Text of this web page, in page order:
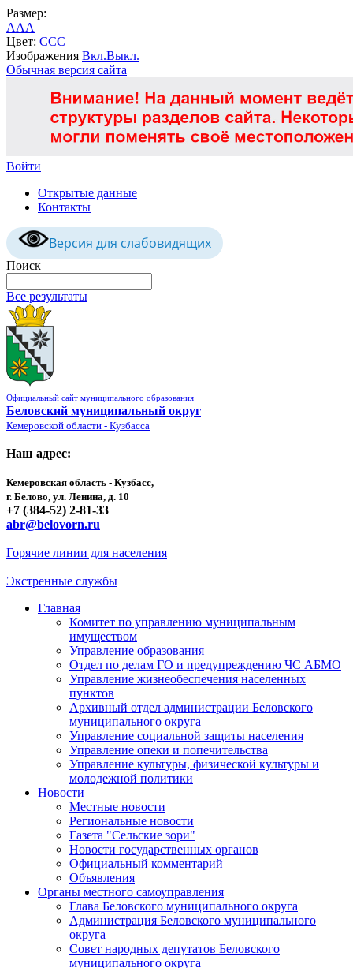
Размер:
AAA
Цвет: CCC
Изображения Вкл.Выкл.
Обычная версия сайта
Войти
Открытые данные
Контакты
Версия для слабовидящих
Поиск
Все результаты
Официальный сайт муниципального образования
Беловский муниципальный округ
Кемеровской области - Кузбасса
Наш адрес:
Кемеровская область - Кузбасс,
г. Белово, ул. Ленина, д. 10
+7 (384-52) 2-81-33
abr@belovorn.ru
Горячие линии для населения
Экстренные службы
Главная
Комитет по управлению муниципальным
имуществом
Управление образования
Отдел по делам ГО и предупреждению ЧС АБМО
Управление жизнеобеспечения населенных
пунктов
Архивный отдел администрации Беловского
муниципального округа
Управление социальной защиты населения
Управление опеки и попечительства
Управление культуры, физической культуры и
молодежной политики
Новости
Местные новости
Региональные новости
Газета "Сельские зори"
Новости государственных органов
Официальный комментарий
Объявления
Органы местного самоуправления
Глава Беловского муниципального округа
Администрация Беловского муниципального
округа
Совет народных депутатов Беловского
муниципального округа